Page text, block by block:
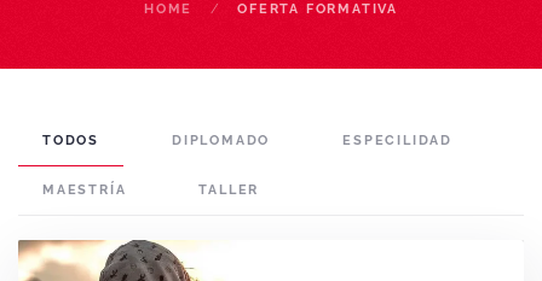
HOME OFERTA FORMATIVA
TODOS DIPLOMADO ESPECILIDAD
MAESTRÍA TALLER